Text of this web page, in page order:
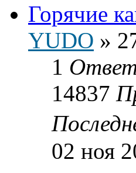
Горячие
YUDO »
1
14837
02 ноя